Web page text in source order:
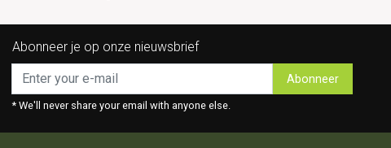
Abonneer je op onze nieuwsbrief
Abonneer
* We'll never share your email with anyone else.